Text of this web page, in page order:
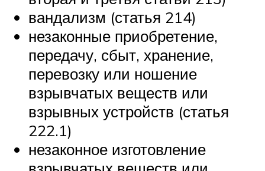
вандализм (статья 214)
незаконные приобретение,
передачу, сбыт, хранение,
перевозку или ношение
взрывчатых веществ или
взрывных устройств (статья
222.1)
незаконное изготовление